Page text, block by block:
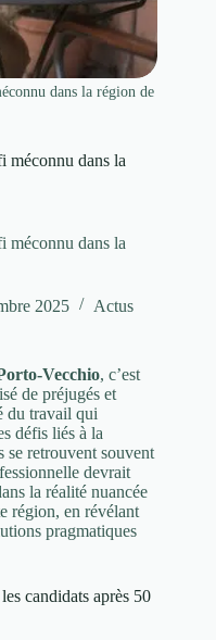
dans la région de
méconnu dans la
méconnu dans la
2025 Actus
Vecchio, c’est
de préjugés et
du travail qui
défis liés à la
se retrouvent souvent
devrait
la réalité nuancée
région, en révélant
pragmatiques
candidats après 50